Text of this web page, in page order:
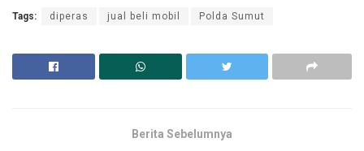
Tags: diperas jual beli mobil Polda Sumut
Berita Sebelumnya